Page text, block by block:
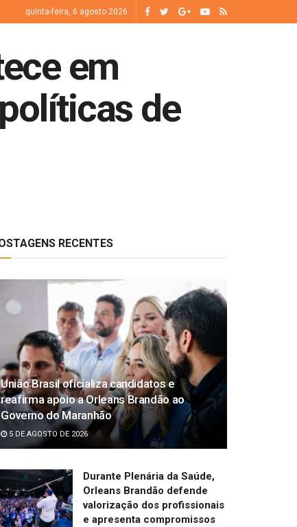
quinta-feira, 6 agosto 2026
em
de
RECENTES
União Brasil oficializa candidatos e
reafirma apoio a Orleans Brandão ao
Governo do Maranhão
5 DE AGOSTO DE 2026
Durante Plenária da Saúde,
Orleans Brandão defende
valorização dos profissionais
e apresenta compromissos